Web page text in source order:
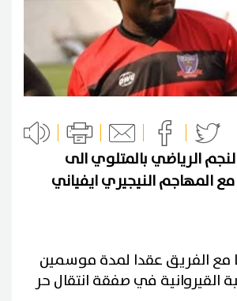
الرياضي بالمتلوي الى
المهاجم النيجيري ايفياني
الفريق عقدا لمدة موسمين
القيروانية في صفقة انتقال حر